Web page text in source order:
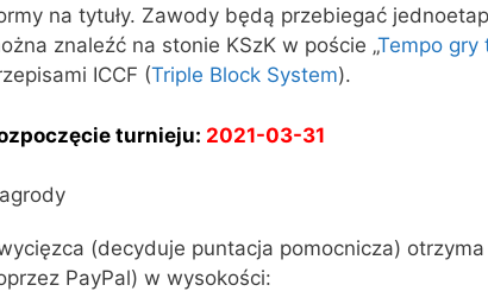
na tytuły. Zawody będą przebiegać
znaleźć na stonie KSzK w poście „Tempo gry
ICCF (Triple Block System).
turnieju: 2021-03-31
(decyduje puntacja pomocnicza) otrzyma
PayPal) w wysokości: